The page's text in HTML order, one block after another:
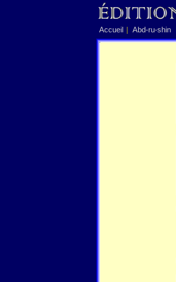
Accueil | Abd-ru-shin